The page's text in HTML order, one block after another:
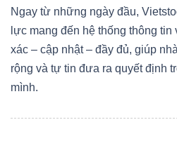
Ngay từ những ngày đầu,
lực mang đến hệ thống thông
xác – cập nhật – đầy đủ, giúp
rộng và tự tin đưa ra quyết định
mình.